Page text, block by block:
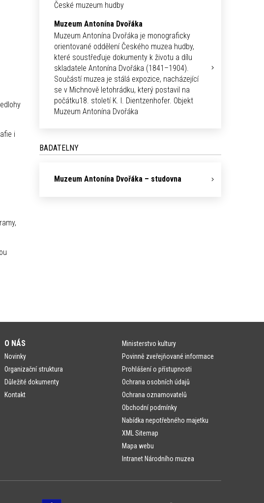
i
České muzeum hudby
Muzeum Antonína Dvořáka
Muzeum Antonína Dvořáka je monograficky
orientované oddělení Českého muzea hudby,
které soustřeďuje dokumenty k životu a dílu
skladatele Antonína Dvořáka (1841–1904).
Součástí muzea je stálá expozice, nacházející
se v Michnově letohrádku, který postavil na
počátku18. století K. I. Dientzenhofer. Objekt
Muzeum Antonína Dvořáka
BADATELNY
Muzeum Antonína Dvořáka – studovna
O NÁS
Novinky
Organizační struktura
Důležité dokumenty
Kontakt
Ministerstvo kultury
Povinně zveřejňované informace
Prohlášení o přístupnosti
Ochrana osobních údajů
Ochrana oznamovatelů
Obchodní podmínky
Nabídka nepotřebného majetku
XML Sitemap
Mapa webu
Intranet Národního muzea